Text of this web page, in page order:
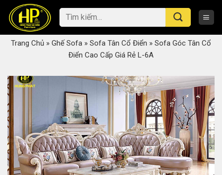
content
Tìm
kiếm:
Trang Chủ » Ghế Sofa » Sofa Tân Cổ Điển » Sofa Góc Tân Cổ
Điển Cao Cấp Giá Rẻ L-6A